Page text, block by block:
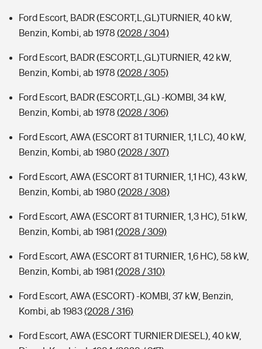
Ford Escort, BADR (ESCORT,L,GL)TURNIER, 40 kW,
Benzin, Kombi, ab 1978 (2028 / 304)
Ford Escort, BADR (ESCORT,L,GL)TURNIER, 42 kW,
Benzin, Kombi, ab 1978 (2028 / 305)
Ford Escort, BADR (ESCORT,L,GL) -KOMBI, 34 kW,
Benzin, Kombi, ab 1978 (2028 / 306)
Ford Escort, AWA (ESCORT 81 TURNIER, 1,1 LC), 40 kW,
Benzin, Kombi, ab 1980(2028 / 307)
Ford Escort, AWA (ESCORT 81 TURNIER, 1,1 HC), 43 kW,
Benzin, Kombi, ab 1980(2028 / 308)
Ford Escort, AWA (ESCORT 81 TURNIER, 1,3 HC), 51 kW,
Benzin, Kombi, ab 1981 (2028 / 309)
Ford Escort, AWA (ESCORT 81 TURNIER, 1,6 HC), 58 kW,
Benzin, Kombi, ab 1981 (2028 / 310)
Ford Escort, AWA (ESCORT) -KOMBI, 37 kW, Benzin,
Kombi, ab 1983(2028 / 316)
Ford Escort, AWA (ESCORT TURNIER DIESEL), 40 kW,